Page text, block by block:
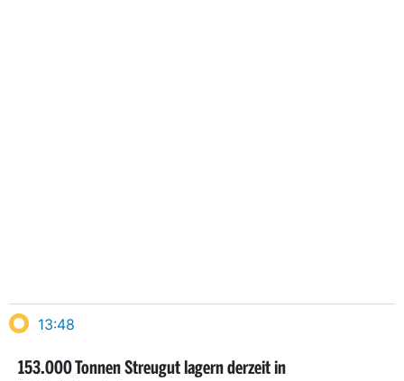
13:48
153.000 Tonnen Streugut lagern derzeit in